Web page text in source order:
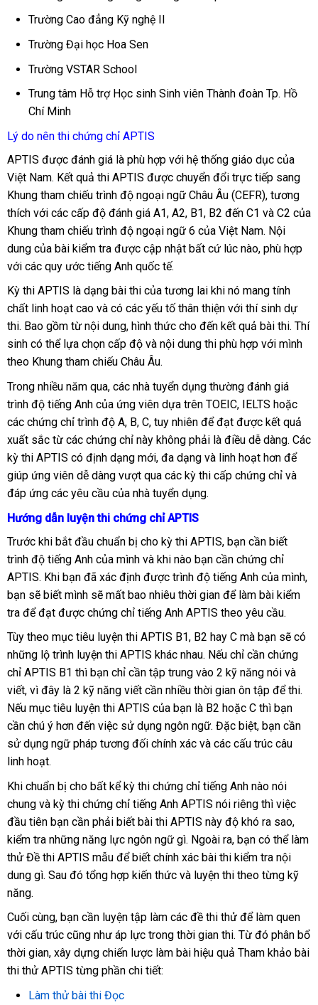
Trường Cao đẳng Kỹ nghệ II
Trường Đại học Hoa Sen
Trường VSTAR School
Trung tâm Hỗ trợ Học sinh Sinh viên Thành đoàn Tp. Hồ
Chí Minh
Lý do nên thi chứng chỉ APTIS
APTIS được đánh giá là phù hợp với hệ thống giáo dục của
Việt Nam. Kết quả thi APTIS được chuyển đổi trực tiếp sang
Khung tham chiếu trình độ ngoại ngữ Châu Âu (CEFR), tương
thích với các cấp độ đánh giá A1, A2, B1, B2 đến C1 và C2 của
Khung tham chiếu trình độ ngoại ngữ 6 của Việt Nam. Nội
dung của bài kiểm tra được cập nhật bất cứ lúc nào, phù hợp
với các quy ước tiếng Anh quốc tế.
Kỳ thi APTIS là dạng bài thi của tương lai khi nó mang tính
chất linh hoạt cao và có các yếu tố thân thiện với thí sinh dự
thi. Bao gồm từ nội dung, hình thức cho đến kết quả bài thi. Thí
sinh có thể lựa chọn cấp độ và nội dung thi phù hợp với mình
theo Khung tham chiếu Châu Âu.
Trong nhiều năm qua, các nhà tuyển dụng thường đánh giá
trình độ tiếng Anh của ứng viên dựa trên TOEIC, IELTS hoặc
các chứng chỉ trình độ A, B, C, tuy nhiên để đạt được kết quả
xuất sắc từ các chứng chỉ này không phải là điều dễ dàng. Các
kỳ thi APTIS có định dạng mới, đa dạng và linh hoạt hơn để
giúp ứng viên dễ dàng vượt qua các kỳ thi cấp chứng chỉ và
đáp ứng các yêu cầu của nhà tuyển dụng.
Hướng dẫn luyện thi chứng chỉ APTIS
Trước khi bắt đầu chuẩn bị cho kỳ thi APTIS, bạn cần biết
trình độ tiếng Anh của mình và khi nào bạn cần chứng chỉ
APTIS. Khi bạn đã xác định được trình độ tiếng Anh của mình,
bạn sẽ biết mình sẽ mất bao nhiêu thời gian để làm bài kiểm
tra để đạt được chứng chỉ tiếng Anh APTIS theo yêu cầu.
Tùy theo mục tiêu luyện thi APTIS B1, B2 hay C mà bạn sẽ có
những lộ trình luyện thi APTIS khác nhau. Nếu chỉ cần chứng
chỉ APTIS B1 thì bạn chỉ cần tập trung vào 2 kỹ năng nói và
viết, vì đây là 2 kỹ năng viết cần nhiều thời gian ôn tập để thi.
Nếu mục tiêu luyện thi APTIS của bạn là B2 hoặc C thì bạn
cần chú ý hơn đến việc sử dụng ngôn ngữ. Đặc biệt, bạn cần
sử dụng ngữ pháp tương đối chính xác và các cấu trúc câu
linh hoạt.
Khi chuẩn bị cho bất kể kỳ thi chứng chỉ tiếng Anh nào nói
chung và kỳ thi chứng chỉ tiếng Anh APTIS nói riêng thì việc
đầu tiên bạn cần phải biết bài thi APTIS này độ khó ra sao,
kiểm tra những năng lực ngôn ngữ gì. Ngoài ra, bạn có thể làm
thử Đề thi APTIS mẫu để biết chính xác bài thi kiểm tra nội
dung gì. Sau đó tổng hợp kiến thức và luyện thi theo từng kỹ
năng.
Cuối cùng, bạn cần luyện tập làm các đề thi thử để làm quen
với cấu trúc cũng như áp lực trong thời gian thi. Từ đó phân bổ
thời gian, xây dựng chiến lược làm bài hiệu quả Tham khảo bài
thi thử APTIS từng phần chi tiết:
Làm thử bài thi Đọc